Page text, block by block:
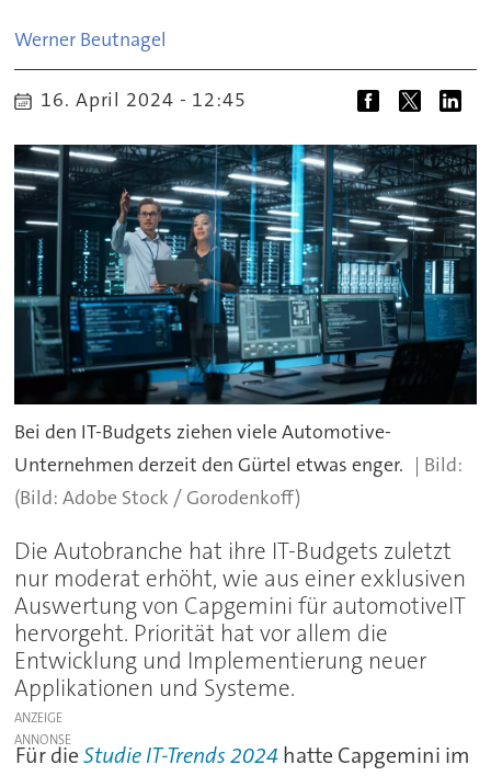
Werner Beutnagel
16. April 2024 - 12:45
Bei den IT-Budgets ziehen viele Automotive-
Unternehmen derzeit den Gürtel etwas enger.
(Bild: Adobe Stock / Gorodenkoff)
Die Autobranche hat ihre IT-Budgets zuletzt
nur moderat erhöht, wie aus einer exklusiven
Auswertung von Capgemini für automotiveIT
hervorgeht. Priorität hat vor allem die
Entwicklung und Implementierung neuer
Applikationen und Systeme.
ANZEIGE
Für dieStudie IT-Trends 2024hatte Capgemini im